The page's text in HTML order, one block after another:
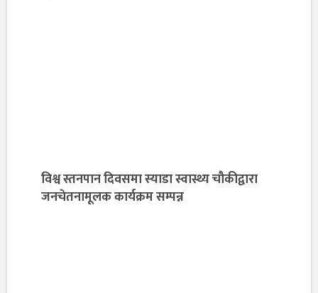
विश्व स्तनपान दिवसमा स्याडा स्वास्थ्य चौकीद्वारा
जनचेतनामूलक कार्यक्रम सम्पन्न